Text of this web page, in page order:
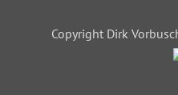
Copyright Dirk